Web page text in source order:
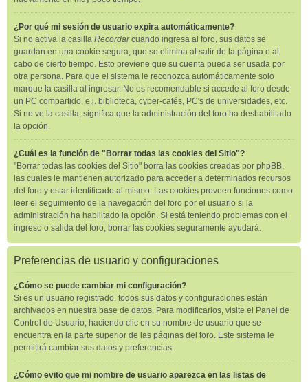
¿Por qué mi sesión de usuario expira automáticamente?
Si no activa la casilla Recordarcuando ingresa al foro, sus datos se
guardan en una cookie segura, que se elimina al salir de la página o al
cabo de cierto tiempo. Esto previene que su cuenta pueda ser usada por
otra persona. Para que el sistema le reconozca automáticamente solo
marque la casilla al ingresar. No es recomendable si accede al foro desde
un PC compartido, e.j. biblioteca, cyber-cafés, PC's de universidades, etc.
Si no ve la casilla, significa que la administración del foro ha deshabilitado
la opción.
¿Cuál es la función de "Borrar todas las cookies del Sitio"?
"Borrar todas las cookies del Sitio" borra las cookies creadas por phpBB,
las cuales le mantienen autorizado para acceder a determinados recursos
del foro y estar identificado al mismo. Las cookies proveen funciones como
leer el seguimiento de la navegación del foro por el usuario si la
administración ha habilitado la opción. Si está teniendo problemas con el
ingreso o salida del foro, borrar las cookies seguramente ayudará.
Preferencias de usuario y configuraciones
¿Cómo se puede cambiar mi configuración?
Si es un usuario registrado, todos sus datos y configuraciones están
archivados en nuestra base de datos. Para modificarlos, visite el Panel de
Control de Usuario; haciendo clic en su nombre de usuario que se
encuentra en la parte superior de las páginas del foro. Este sistema le
permitirá cambiar sus datos y preferencias.
¿Cómo evito que mi nombre de usuario aparezca en las listas de